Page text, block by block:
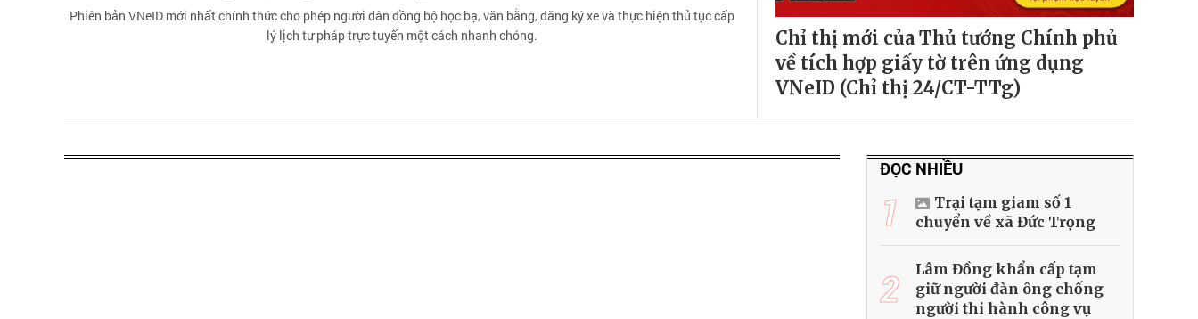
Phiên bản VNeID mới nhất chính thức cho phép người dân đồng bộ học bạ, văn bằng, đăng ký xe và thực hiện thủ tục cấp
lý lịch tư pháp trực tuyến một cách nhanh chóng.
Chỉ thị mới của Thủ tướng Chính phủ
về tích hợp giấy tờ trên ứng dụng
VNeID (Chỉ thị 24/CT-TTg)
ĐỌC NHIỀU
1
Trại tạm giam số 1
chuyển về xã Đức Trọng
2
Lâm Đồng khẩn cấp tạm
giữ người đàn ông chống
người thi hành công vụ